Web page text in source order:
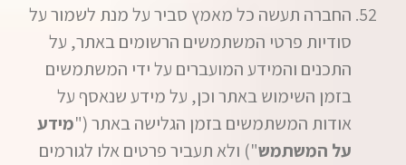
החברה תעשה כל מאמץ סביר על מנת לשמור על
סודיות פרטי המשתמשים הרשומים באתר, על
התכנים והמידע המועברים על ידי המשתמשים
בזמן השימוש באתר וכן, על מידע שנאסף על
אודות המשתמשים בזמן הגלישה באתר ("מידע
על המשתמש") ולא תעביר פרטים אלו לגורמים